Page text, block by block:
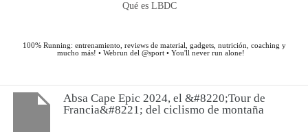
Absa Cape Epic 2024, el &#8220;Tour de
Francia&#8221; del ciclismo de montaña